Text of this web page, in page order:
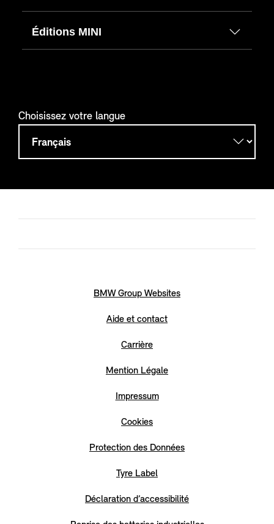
Éditions MINI
Choisissez votre langue
BMW Group Websites
Aide et contact
Carrière
Mention Légale
Impressum
Cookies
Protection des Données
Tyre Label
Déclaration d’accessibilité